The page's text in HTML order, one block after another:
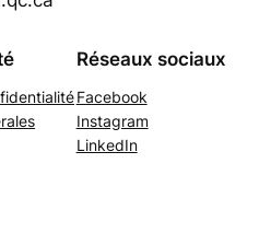
Réseaux sociaux
Facebook
Instagram
LinkedIn